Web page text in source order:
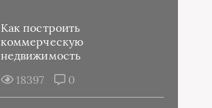
Как построить
коммерческую
недвижимость
18397
0